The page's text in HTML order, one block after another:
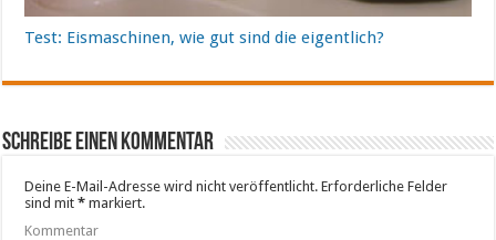
Test: Eismaschinen, wie gut sind die eigentlich?
Schreibe einen Kommentar
Deine E-Mail-Adresse wird nicht veröffentlicht. Erforderliche Felder
sind mit* markiert.
Kommentar